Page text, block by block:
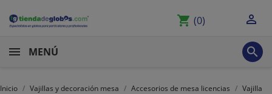
shopping_cart (0) 
MENÚ 
Inicio Vajillas y decoración mesa Accesorios de mesa licencias
Vajilla